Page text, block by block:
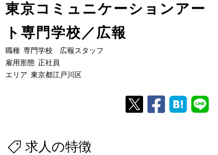
東京コミュニケーションアー
ト専門学校／広報
職種: 専門学校 広報スタッフ
雇用形態: 正社員
エリア: 東京都江戸川区
求人の特徴